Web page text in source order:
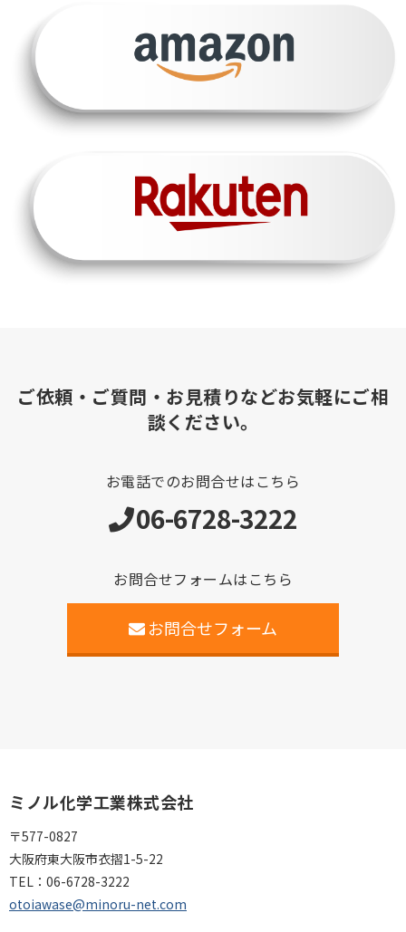
ご依頼・ご質問・お見積りなどお気軽にご相
談ください。
お電話でのお問合せはこちら
06-6728-3222
お問合せフォームはこちら
お問合せフォーム
ミノル化学工業株式会社
〒577-0827
大阪府東大阪市衣摺1-5-22
TEL： 06-6728-3222
otoiawase@minoru-net.com